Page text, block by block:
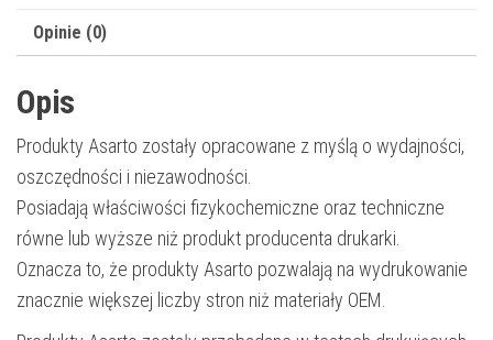
black
Opinie (0)
Opis
Produkty Asarto zostały opracowane z myślą o wydajności,
oszczędności i niezawodności.
Posiadają właściwości fizykochemiczne oraz techniczne
równe lub wyższe niż produkt producenta drukarki.
Oznacza to, że produkty Asarto pozwalają na wydrukowanie
znacznie większej liczby stron niż materiały OEM.